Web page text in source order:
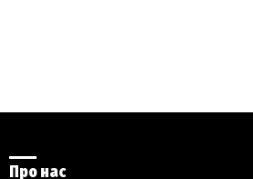
Про нас